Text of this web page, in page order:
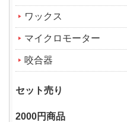
ワックス
マイクロモーター
咬合器
セット売り
2000円商品